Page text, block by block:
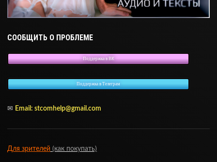
СООБЩИТЬ О ПРОБЛЕМЕ
Поддержка в ВК
Поддержка в Телеграм
✉ Email: stcomhelp@gmail.com
Для зрителей (как покупать)